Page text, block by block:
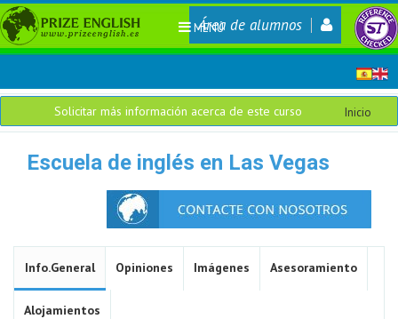
Área de alumnos
MENÚ
Inicio
Solicitar más información acerca de este curso
Escuela de inglés en Las Vegas
Info.General Opiniones Imágenes Asesoramiento
Alojamientos